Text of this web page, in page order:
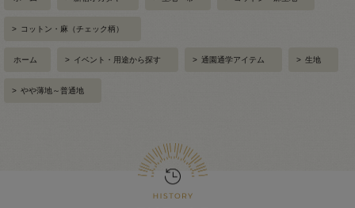
> コットン・麻（チェック柄）
ホーム > イベント・用途から探す > 通園通学アイテム > 生地
> やや薄地～普通地